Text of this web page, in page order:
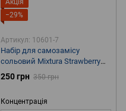
Акція
−29%
Артикул: 10601-7
Набір для самозамісу
сольовий Mixtura Strawberry
Kiwi Gum 30 ml 50 mg
250 грн 350 грн
Концентрація